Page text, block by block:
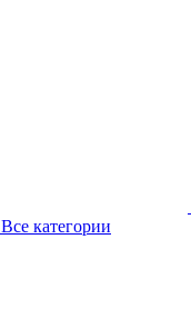
Все категории